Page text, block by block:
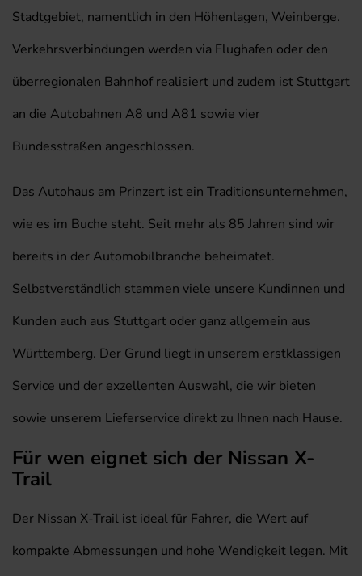
Stadtgebiet, namentlich in den Höhenlagen, Weinberge.
Verkehrsverbindungen werden via Flughafen oder den
überregionalen Bahnhof realisiert und zudem ist Stuttgart
an die Autobahnen A8 und A81 sowie vier
Bundesstraßen angeschlossen.
Das Autohaus am Prinzert ist ein Traditionsunternehmen,
wie es im Buche steht. Seit mehr als 85 Jahren sind wir
bereits in der Automobilbranche beheimatet.
Selbstverständlich stammen viele unsere Kundinnen und
Kunden auch aus Stuttgart oder ganz allgemein aus
Württemberg. Der Grund liegt in unserem erstklassigen
Service und der exzellenten Auswahl, die wir bieten
sowie unserem Lieferservice direkt zu Ihnen nach Hause.
Für wen eignet sich der Nissan X-
Trail
Der Nissan X-Trail ist ideal für Fahrer, die Wert auf
kompakte Abmessungen und hohe Wendigkeit legen. Mit